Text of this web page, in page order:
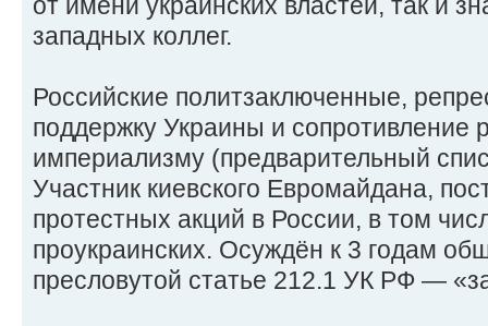
западных коллег.
Российские политзаключенные,
поддержку Украины и сопротивление
империализму (предварительный
Участник киевского Евромайдана,
протестных акций в России, в том
проукраинских. Осуждён к 3 годам
пресловутой статье 212.1 УК РФ —